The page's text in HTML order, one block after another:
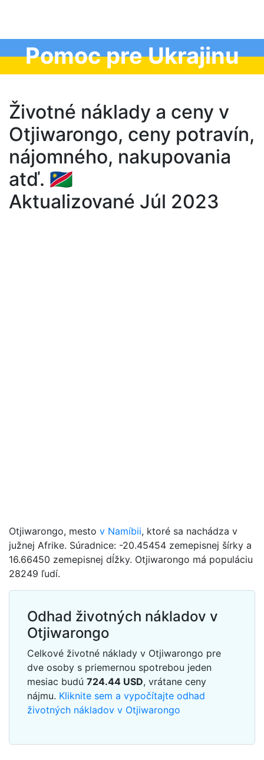
Pomoc pre Ukrajinu
Životné náklady a ceny v
Otjiwarongo, ceny potravín,
nájomného, nakupovania
atď. 🇳🇦
Aktualizované Júl 2023
Otjiwarongo, mesto v Namíbii, ktoré sa nachádza v
južnej Afrike. Súradnice: -20.45454 zemepisnej šírky a
16.66450 zemepisnej dĺžky. Otjiwarongo má populáciu
28249 ľudí.
Odhad životných nákladov v
Otjiwarongo
Celkové životné náklady v Otjiwarongo pre
dve osoby s priemernou spotrebou jeden
mesiac budú 724.44 USD, vrátane ceny
nájmu. Kliknite sem a vypočítajte odhad
životných nákladov v Otjiwarongo